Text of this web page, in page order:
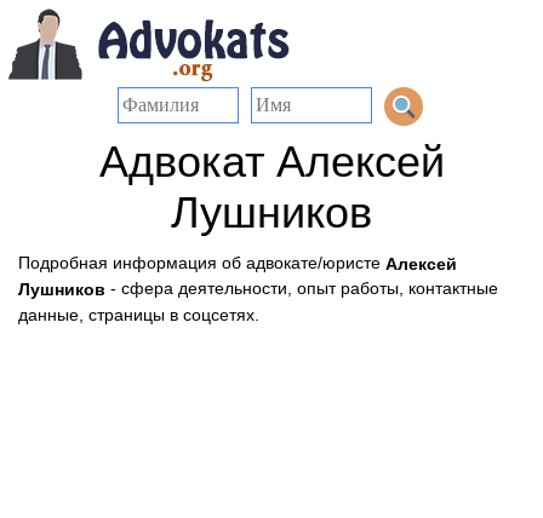
Адвокат Алексей
Лушников
Подробная информация об адвокате/юристе Алексей
Лушников - сфера деятельности, опыт работы, контактные
данные, страницы в соцсетях.